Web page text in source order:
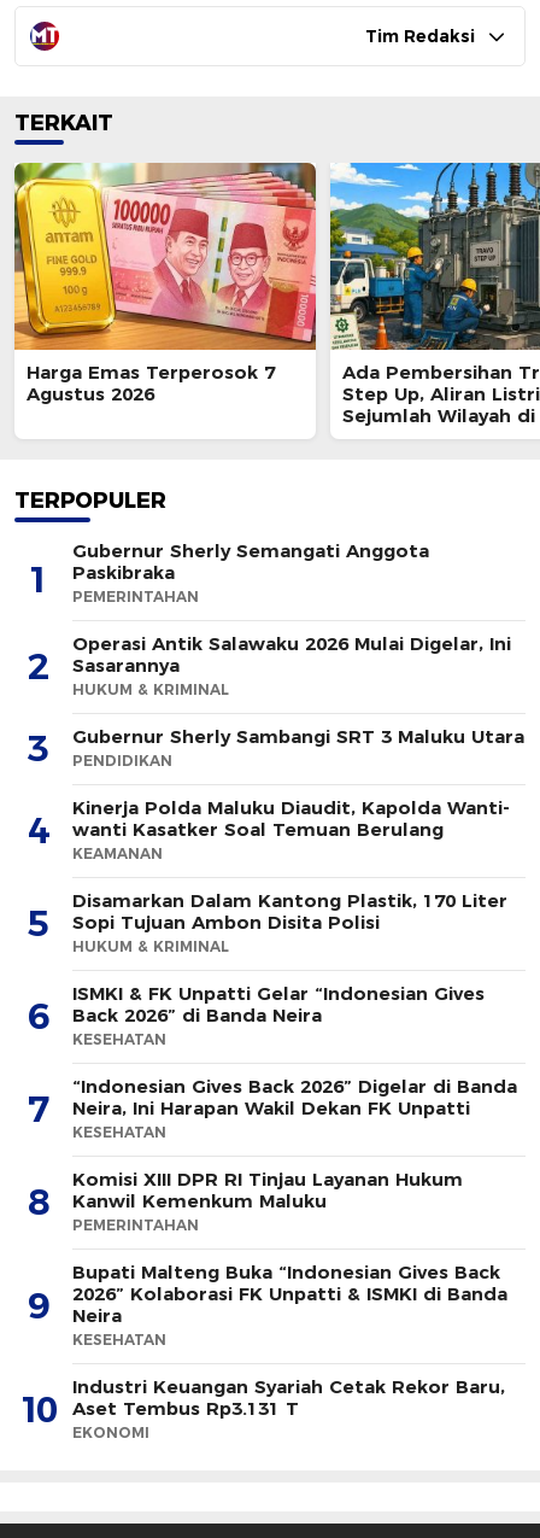
Tim Redaksi
TERKAIT
Harga Emas Terperosok 7
Agustus 2026
Ada Pembersihan
Step Up, Aliran
Sejumlah Wilayah
Padam Sementara
TERPOPULER
1
Gubernur Sherly Semangati Anggota
Paskibraka
PEMERINTAHAN
2
Operasi Antik Salawaku 2026 Mulai Digelar, Ini
Sasarannya
HUKUM & KRIMINAL
3 Gubernur Sherly Sambangi SRT 3 Maluku Utara
PENDIDIKAN
4
Kinerja Polda Maluku Diaudit, Kapolda Wanti-
wanti Kasatker Soal Temuan Berulang
KEAMANAN
5
Disamarkan Dalam Kantong Plastik, 170 Liter
Sopi Tujuan Ambon Disita Polisi
HUKUM & KRIMINAL
6
ISMKI & FK Unpatti Gelar “Indonesian Gives
Back 2026” di Banda Neira
KESEHATAN
7
“Indonesian Gives Back 2026” Digelar di Banda
Neira, Ini Harapan Wakil Dekan FK Unpatti
KESEHATAN
8
Komisi XIII DPR RI Tinjau Layanan Hukum
Kanwil Kemenkum Maluku
PEMERINTAHAN
9
Bupati Malteng Buka “Indonesian Gives Back
2026” Kolaborasi FK Unpatti & ISMKI di Banda
Neira
KESEHATAN
10
Industri Keuangan Syariah Cetak Rekor Baru,
Aset Tembus Rp3.131 T
EKONOMI